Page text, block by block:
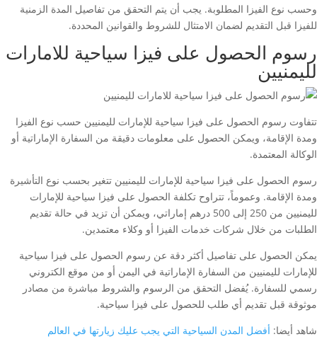
وحسب نوع الفيزا المطلوبة. يجب أن يتم التحقق من تفاصيل المدة الزمنية
للفيزا قبل التقديم لضمان الامتثال للشروط والقوانين المحددة.
رسوم الحصول على فيزا سياحية للامارات
لليمنيين
تتفاوت رسوم الحصول على فيزا سياحية للإمارات لليمنيين حسب نوع الفيزا
ومدة الإقامة، ويمكن الحصول على معلومات دقيقة من السفارة الإماراتية أو
الوكالة المعتمدة.
رسوم الحصول على فيزا سياحية للإمارات لليمنيين تتغير بحسب نوع التأشيرة
ومدة الإقامة. وعموماً، تتراوح تكلفة الحصول على فيزا سياحية للإمارات
لليمنيين من 250 إلى 500 درهم إماراتي، ويمكن أن تزيد في حالة تقديم
الطلبات من خلال شركات خدمات الفيزا أو وكلاء معتمدين.
يمكن الحصول على تفاصيل أكثر دقة عن رسوم الحصول على فيزا سياحية
للإمارات لليمنيين من السفارة الإماراتية في اليمن أو من موقع الكتروني
رسمي للسفارة. يُفضل التحقق من الرسوم والشروط مباشرة من مصادر
موثوقة قبل تقديم أي طلب للحصول على فيزا سياحية.
شاهد أيضا: أفضل المدن السياحية التي يجب عليك زيارتها في العالم